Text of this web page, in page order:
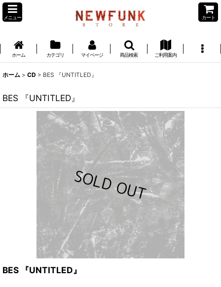
メニュー カート
ホーム カテゴリ マイページ 商品検索 ご利用案内
ホーム > CD > BES 『UNTITLED』
BES 『UNTITLED』
BES 『UNTITLED』